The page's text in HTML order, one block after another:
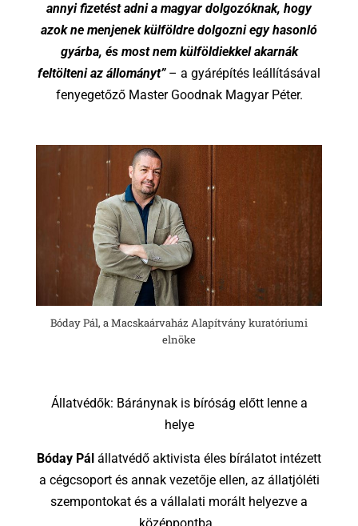
annyi fizetést adni a magyar dolgozóknak, hogy
azok ne menjenek külföldre dolgozni egy hasonló
gyárba, és most nem külföldiekkel akarnák
feltölteni az állományt”– a gyárépítés leállításával
fenyegetőző Master Goodnak Magyar Péter.
Bóday Pál, a Macskaárvaház Alapítvány kuratóriumi
elnöke
Állatvédők: Báránynak is bíróság előtt lenne a
helye
Bóday Pál állatvédő aktivista éles bírálatot intézett
a cégcsoport és annak vezetője ellen, az állatjóléti
szempontokat és a vállalati morált helyezve a
középpontba.